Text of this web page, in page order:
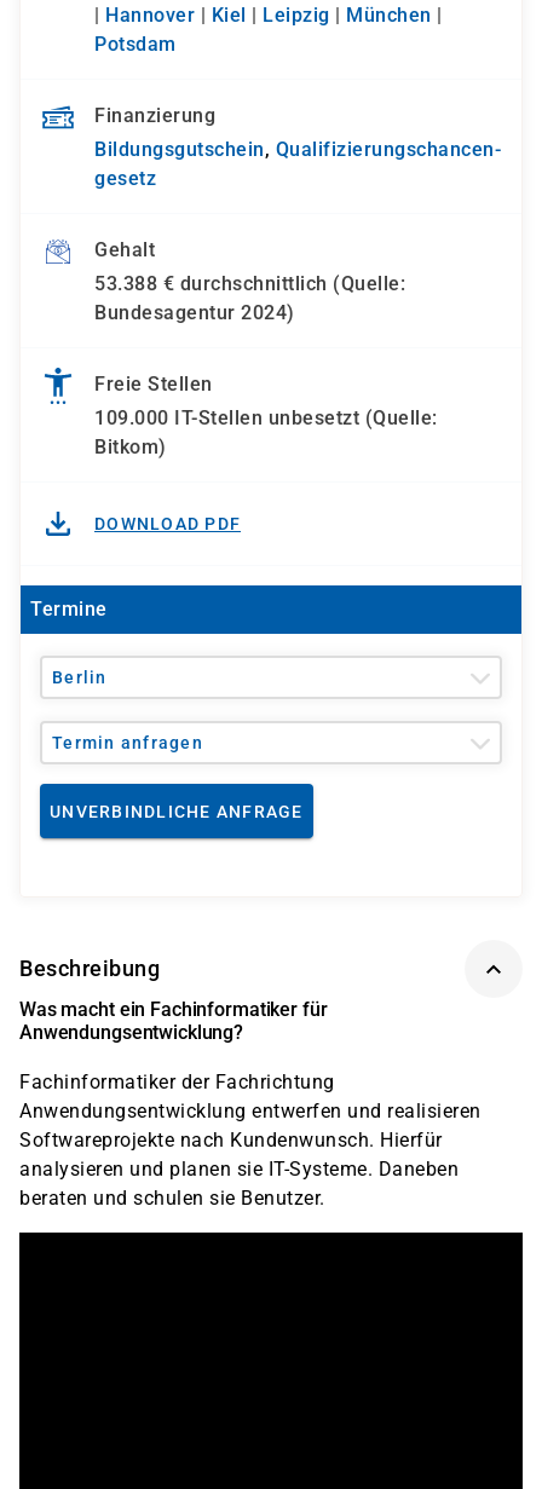
Hannover Kiel Leipzig München
Potsdam
Finanzierung
Bildungsgutschein, Qualifizierungs­chancen­
gesetz
Gehalt
53.388 € durchschnittlich (Quelle:
Bundesagentur 2024)
Freie Stellen
109.000 IT-Stellen unbesetzt (Quelle:
Bitkom)
DOWNLOAD PDF
Termine
Berlin
Termin anfragen
UNVERBINDLICHE ANFRAGE
Beschreibung
Was macht ein Fachinformatiker für
Anwendungsentwicklung?
Fachinformatiker der Fachrichtung
Anwendungsentwicklung entwerfen und realisieren
Softwareprojekte nach Kundenwunsch. Hierfür
analysieren und planen sie IT-Systeme. Daneben
beraten und schulen sie Benutzer.